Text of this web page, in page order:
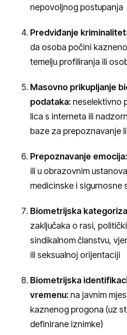
nepovoljnog postupanja
Predviđanje
da osoba počini
temelju profiliranja ili
Masovno prikupljanje
podataka: neselektivno
lica s interneta ili
baze za prepoznavanje
Prepoznavanje emocija:
ili u obrazovnim
medicinske i sigurnosne
Biometrijska
zaključaka o rasi,
sindikalnom članstvu,
ili seksualnoj orijentaciji
Biometrijska
vremenu: na javnim
kaznenog progona (uz
definirane iznimke)